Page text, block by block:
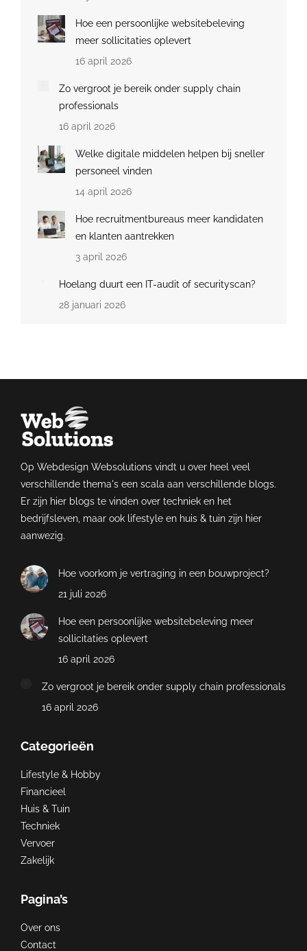
Hoe een persoonlijke websitebeleving
meer sollicitaties oplevert
16 april 2026
Zo vergroot je bereik onder supply chain
professionals
16 april 2026
Welke digitale middelen helpen bij sneller
personeel vinden
14 april 2026
Hoe recruitmentbureaus meer kandidaten
en klanten aantrekken
3 april 2026
Hoelang duurt een IT-audit of securityscan?
28 januari 2026
Op Webdesign Websolutions vindt u over heel veel
verschillende thema's een scala aan verschillende blogs.
Er zijn hier blogs te vinden over techniek en het
bedrijfsleven, maar ook lifestyle en huis & tuin zijn hier
aanwezig.
Hoe voorkom je vertraging in een bouwproject?
21 juli 2026
Hoe een persoonlijke websitebeleving meer
sollicitaties oplevert
16 april 2026
Zo vergroot je bereik onder supply chain professionals
16 april 2026
Categorieën
Lifestyle & Hobby
Financieel
Huis & Tuin
Techniek
Vervoer
Zakelijk
Pagina’s
Over ons
Contact